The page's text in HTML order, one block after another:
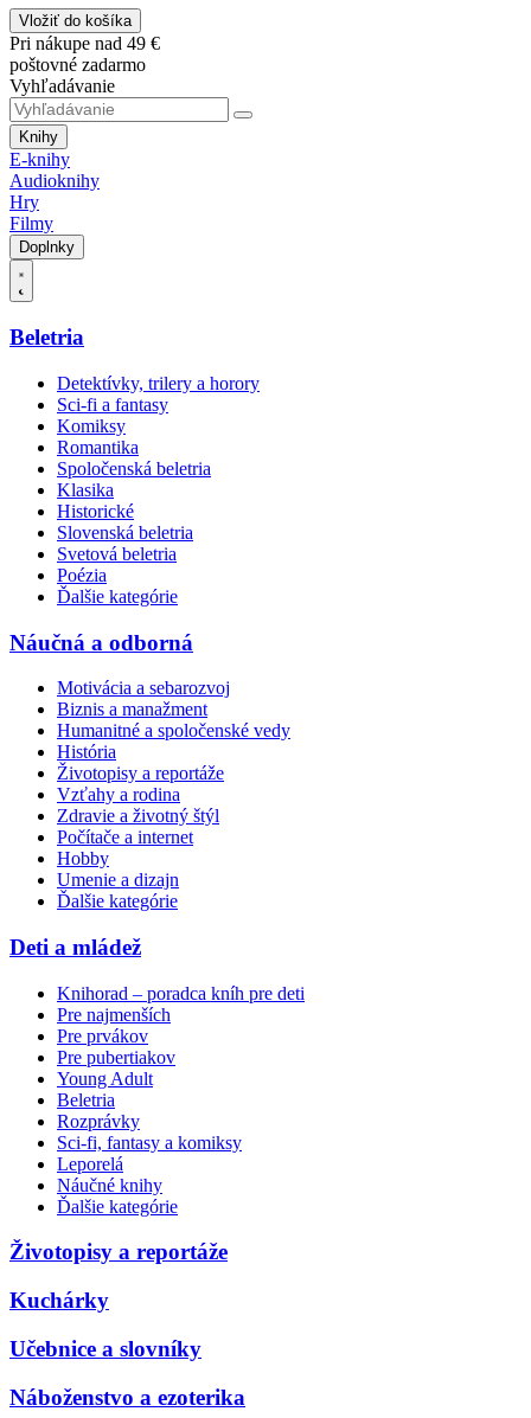
Vložiť do košíka
Pri nákupe nad 49 €
poštovné zadarmo
Vyhľadávanie
Knihy
E-knihy
Audioknihy
Hry
Filmy
Doplnky
Beletria
Detektívky, trilery a horory
Sci-fi a fantasy
Komiksy
Romantika
Spoločenská beletria
Klasika
Historické
Slovenská beletria
Svetová beletria
Poézia
Ďalšie kategórie
Náučná a odborná
Motivácia a sebarozvoj
Biznis a manažment
Humanitné a spoločenské vedy
História
Životopisy a reportáže
Vzťahy a rodina
Zdravie a životný štýl
Počítače a internet
Hobby
Umenie a dizajn
Ďalšie kategórie
Deti a mládež
Knihorad – poradca kníh pre deti
Pre najmenších
Pre prvákov
Pre pubertiakov
Young Adult
Beletria
Rozprávky
Sci-fi, fantasy a komiksy
Leporelá
Náučné knihy
Ďalšie kategórie
Životopisy a reportáže
Kuchárky
Učebnice a slovníky
Náboženstvo a ezoterika